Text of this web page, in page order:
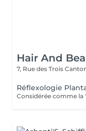
Hair And
7, Rue des Trois
Réflexologie